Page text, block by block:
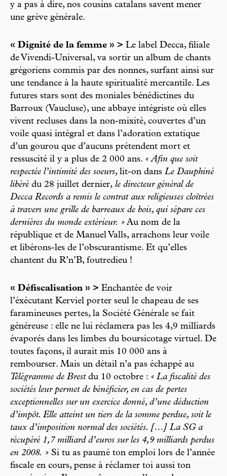
y a pas à dire, nos cousins catalans savent mener
une grève générale.
« Dignité de la femme » > Le label Decca, filiale
de Vivendi-Universal, va sortir un album de chants
grégoriens commis par des nonnes, surfant ainsi sur
une tendance à la haute spiritualité mercantile. Les
futures stars sont des moniales bénédictines du
Barroux (Vaucluse), une abbaye intégriste où elles
vivent recluses dans la non-mixité, couvertes d’un
voile quasi intégral et dans l’adoration extatique
d’un gourou que d’aucuns prétendent mort et
ressuscité il y a plus de 2 000 ans. « Afin que soit
respectée l’intimité des soeurs, lit-on dans Le Dauphiné
libéré du 28 juillet dernier, le directeur général de
Decca Records a remis le contrat aux religieuses cloîtrées
à travers une grille de barreaux de bois, qui sépare ces
dernières du monde extérieur. » Au nom de la
république et de Manuel Valls, arrachons leur voile
et libérons-les de l’obscurantisme. Et qu’elles
chantent du R’n’B, foutredieu !
« Défiscalisation » > Enchantée de voir
l’éxécutant Kerviel porter seul le chapeau de ses
faramineuses pertes, la Société Générale se fait
généreuse : elle ne lui réclamera pas les 4,9 milliards
évaporés dans les limbes du boursicotage virtuel. De
toutes façons, il aurait mis 10 000 ans à
rembourser. Mais un détail n’a pas échappé au
Télégramme de Brestdu 10 octobre : « La fiscalité des
sociétés leur permet de bénéficier, en cas de pertes
exceptionnelles sur un exercice donné, d’une déduction
d’impôt. Elle atteint un tiers de la somme perdue, soit le
taux d’imposition normal des sociétés. […] La SG a
récupéré 1,7 milliard d’euros sur les 4,9 milliards perdus
en 2008. » Si tu as paumé ton emploi lors de l’année
fiscale en cours, pense à réclamer toi aussi ton